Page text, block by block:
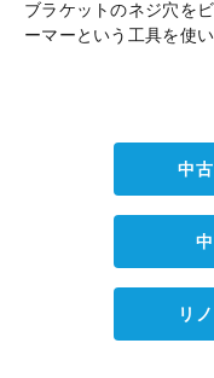
ブラケットのネジ穴を
ーマーという工具を使
中
リ